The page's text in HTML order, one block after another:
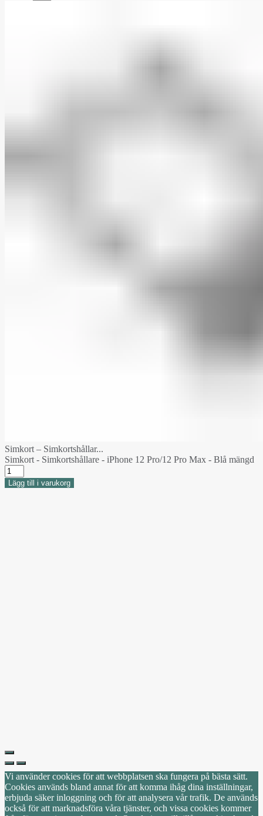
Simkort – Simkortshållar...
Simkort - Simkortshållare - iPhone 12 Pro/12 Pro Max - Blå mängd
Lägg till i varukorg
Vi använder cookies för att webbplatsen ska fungera på bästa sätt.
Cookies används bland annat för att komma ihåg dina inställningar,
erbjuda säker inloggning och för att analysera vår trafik. De används
också för att marknadsföra våra tjänster, och vissa cookies kommer